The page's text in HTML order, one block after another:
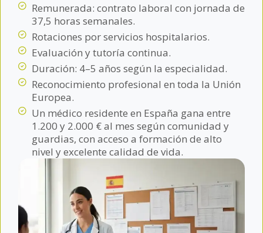
Remunerada: contrato laboral con jornada de
37,5 horas semanales.
Rotaciones por servicios hospitalarios.
Evaluación y tutoría continua.
Duración: 4–5 años según la especialidad.
Reconocimiento profesional en toda la Unión
Europea.
Un médico residente en España gana entre
1.200 y 2.000 € al mes según comunidad y
guardias, con acceso a formación de alto
nivel y excelente calidad de vida.